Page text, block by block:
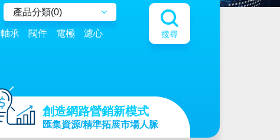
產品分類(0)
軸承 閥件 電極
濾心
搜尋
創造網路營銷新模式
匯集資源/精準拓展市場人脈